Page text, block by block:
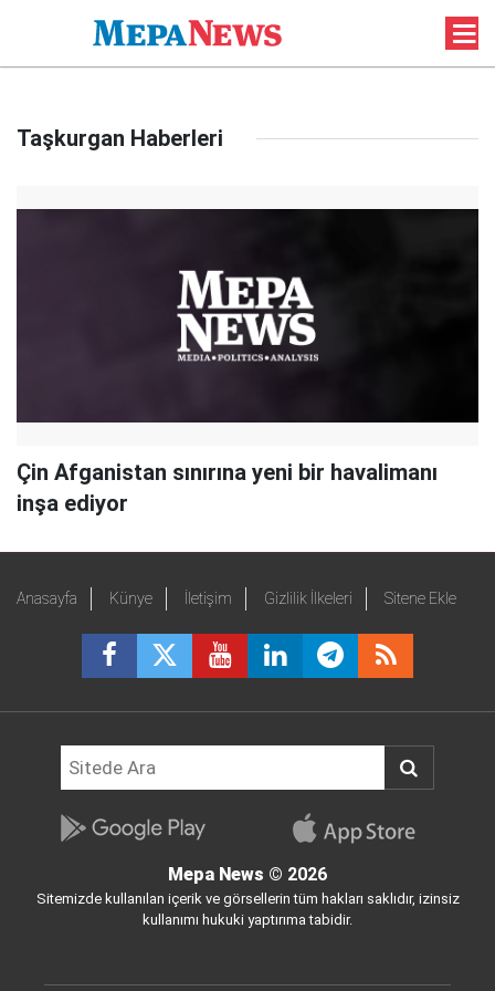
Taşkurgan Haberleri
Çin Afganistan sınırına yeni bir havalimanı
inşa ediyor
Anasayfa Künye İletişim Gizlilik İlkeleri Sitene Ekle
Mepa News © 2026
Sitemizde kullanılan içerik ve görsellerin tüm hakları saklıdır, izinsiz
kullanımı hukuki yaptırıma tabidir.